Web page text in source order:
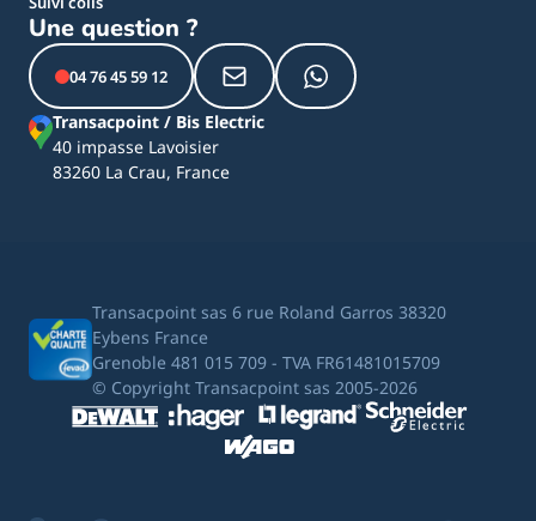
Une question ?
04 76 45 59 12
Transacpoint / Bis Electric
40 impasse Lavoisier
83260 La Crau, France
Transacpoint sas 6 rue Roland Garros 38320
Eybens France
Grenoble 481 015 709 - TVA FR61481015709
© Copyright Transacpoint sas 2005-2026